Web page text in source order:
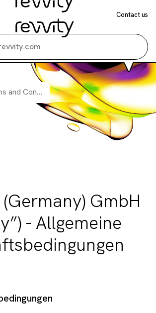
Contact us
of Service - Germany
GmbH
- Allgemeine